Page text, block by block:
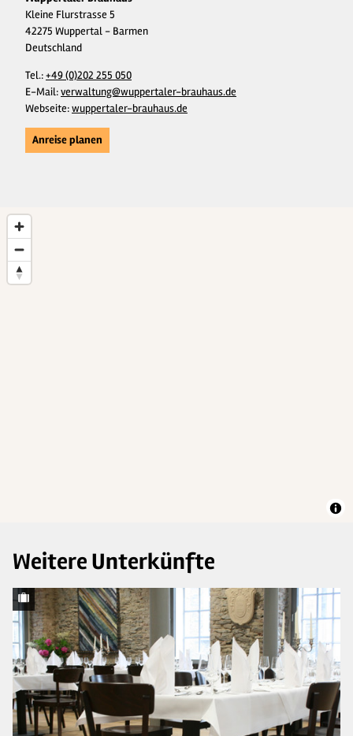
Kleine Flurstrasse 5
42275 Wuppertal - Barmen
Deutschland
Tel.:+49 (0)202 255 050
E-Mail:verwaltung@wuppertaler-brauhaus.de
Webseite:wuppertaler-brauhaus.de
Anreise planen
Weitere Unterkünfte